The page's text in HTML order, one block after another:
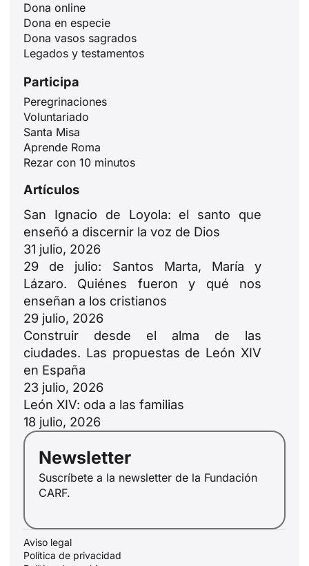
Dona online
Dona en especie
Dona vasos sagrados
Legados y testamentos
Participa
Peregrinaciones
Voluntariado
Santa Misa
Aprende Roma
Rezar con 10 minutos
Artículos
San Ignacio de Loyola: el santo que
enseñó a discernir la voz de Dios
31 julio, 2026
29 de julio: Santos Marta, María y
Lázaro. Quiénes fueron y qué nos
enseñan a los cristianos
29 julio, 2026
Construir desde el alma de las
ciudades. Las propuestas de León XIV
en España
23 julio, 2026
León XIV: oda a las familias
18 julio, 2026
Newsletter
Suscríbete a la newsletter de la Fundación
CARF.
Aviso legal
Política de privacidad
DE
ZH